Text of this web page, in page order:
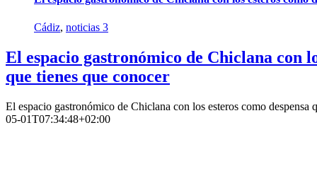
Cádiz, noticias 3
El espacio gastronómico de Chiclana con
que tienes que conocer
El espacio gastronómico de Chiclana con los esteros como despensa
05-01T07:34:48+02:00